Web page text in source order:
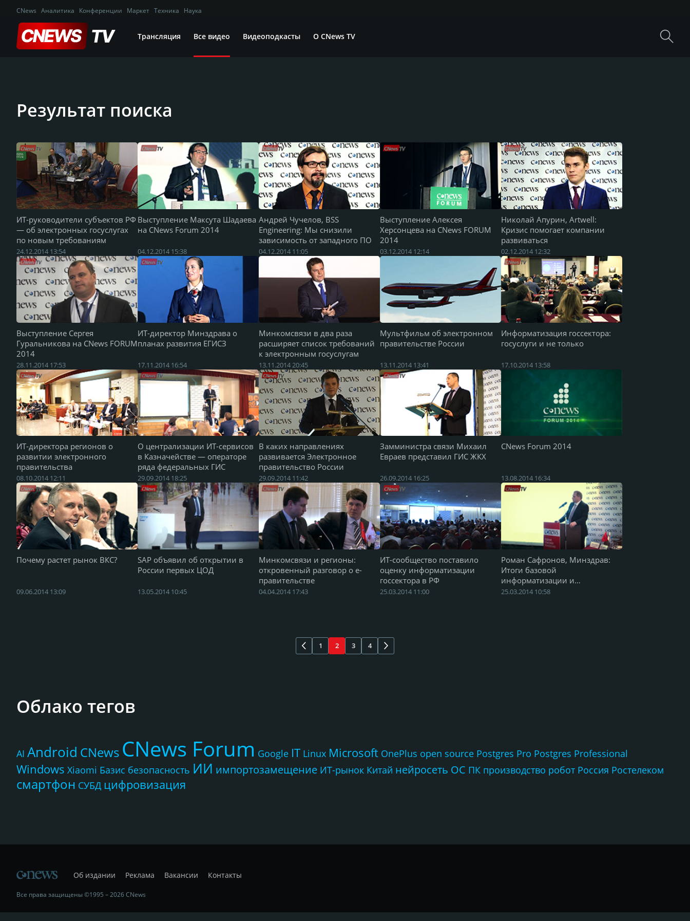
CNews Аналитика Конференции Маркет Техника Наука
Трансляция Все видео Видеоподкасты О CNews TV
Результат поиска
ИТ-руководители субъектов РФ
— об электронных госуслугах
по новым требованиям
24.12.2014 13:54
Выступление Максута Шадаева
на CNews Forum 2014
04.12.2014 15:38
Андрей Чучелов, BSS
Engineering: Мы снизили
зависимость от западного ПО
04.12.2014 11:05
Выступление Алексея
Херсонцева на CNews FORUM
2014
03.12.2014 12:14
Николай Апурин, Artwell:
Кризис помогает компании
развиваться
02.12.2014 12:32
Выступление Сергея
Гуральникова на CNews FORUM
2014
28.11.2014 17:53
ИТ-директор Минздрава о
планах развития ЕГИСЗ
17.11.2014 16:54
Минкомсвязи в два раза
расширяет список требований
к электронным госуслугам
13.11.2014 20:45
Мультфильм об электронном
правительстве России
13.11.2014 13:41
Информатизация госсектора:
госуслуги и не только
17.10.2014 13:58
ИТ-директора регионов о
развитии электронного
правительства
08.10.2014 12:11
О централизации ИТ-сервисов
в Казначействе — операторе
ряда федеральных ГИС
29.09.2014 18:25
В каких направлениях
развивается Электронное
правительство России
29.09.2014 11:42
Замминистра связи Михаил
Евраев представил ГИС ЖКХ
26.09.2014 16:25
CNews Forum 2014
13.08.2014 16:34
Почему растет рынок ВКС?
09.06.2014 13:09
SAP объявил об открытии в
России первых ЦОД
13.05.2014 10:45
Минкомсвязи и регионы:
откровенный разговор о е-
правительстве
04.04.2014 17:43
ИТ-сообщество поставило
оценку информатизации
госсектора в РФ
25.03.2014 11:00
Роман Сафронов, Минздрав:
Итоги базовой
информатизации и
перспективы
25.03.2014 10:58
1 2 3 4
Облако тегов
AI Android CNews CNews Forum Google IT Linux Microsoft OnePlus open source Postgres Pro Postgres Professional
Windows Xiaomi Базис безопасность ИИ импортозамещение ИТ-рынок Китай нейросеть ОС ПК производство робот Россия Ростелеком
смартфон СУБД цифровизация
Об издании Реклама Вакансии Контакты
Все права защищены ©1995 – 2026 CNews